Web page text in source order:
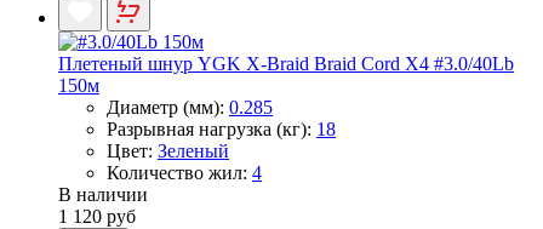
Плетеный шнур YGK X-Braid Braid Cord X4 #3.0/40Lb
150м
Диаметр (мм): 0.285
Разрывная нагрузка (кг): 18
Цвет: Зеленый
Количество жил: 4
В наличии
1 120 руб